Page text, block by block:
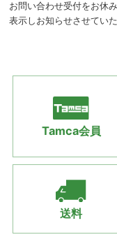
お問い合わせ受付をお休
表示しお知らせさせていた
Tamca会員
送料